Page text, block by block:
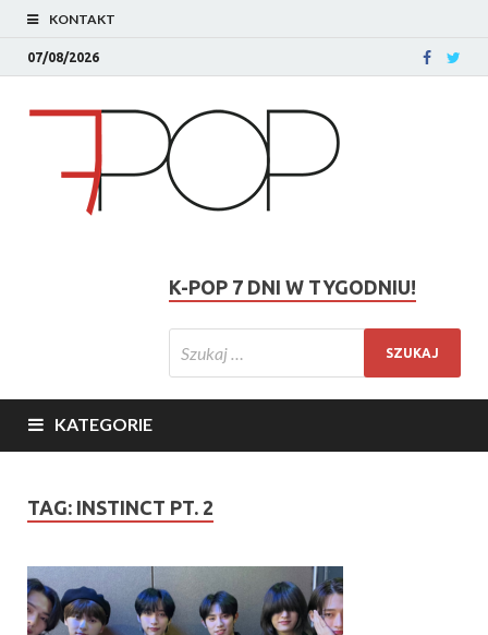
KONTAKT
07/08/2026
K-POP 7 DNI W TYGODNIU!
KATEGORIE
TAG: INSTINCT PT. 2